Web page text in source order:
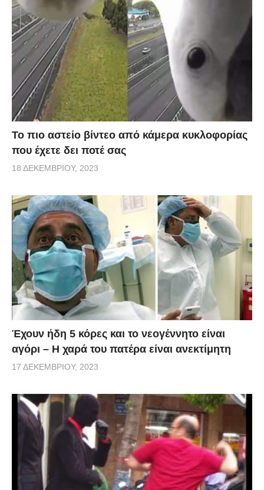
Το πιο αστείο βίντεο από κάμερα κυκλοφορίας
που έχετε δει ποτέ σας
18 ΔΕΚΕΜΒΡΊΟΥ, 2023
Έχουν ήδη 5 κόρες και το νεογέννητο είναι
αγόρι – Η χαρά του πατέρα είναι ανεκτίμητη
17 ΔΕΚΕΜΒΡΊΟΥ, 2023